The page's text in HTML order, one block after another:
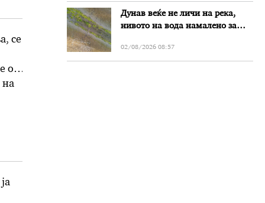
се
од
на
Дунав веќе не личи на река,
нивото на вода намалено за
02/08/2026 08:57